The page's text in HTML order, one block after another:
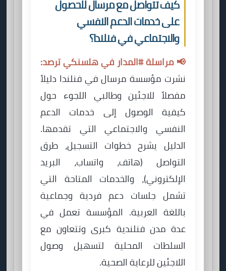
كيف تتواصل مع مرسال للحصول
على خدمات الدعم النفسي
والاجتماعي في فنلندا؟
📢 مراسلة #المدار في هلسنكي ترصد:
نشرت مؤسسة مرسال في فنلندا دليلاً
مفصلاً للاجئين وطالبي اللجوء حول
كيفية الوصول إلى خدمات الدعم
النفسي والاجتماعي التي تقدمها.
الدليل يشرح خطوات التسجيل، طرق
التواصل (هاتف، واتساب، البريد
الإلكتروني)، والخدمات المتاحة التي
تشمل جلسات دعم فردية وجماعية
باللغة العربية. المؤسسة تعمل في
عدة مدن فنلندية كبرى وتتعاون مع
السلطات المحلية لتسهيل وصول
اللاجئين للرعاية الصحية.